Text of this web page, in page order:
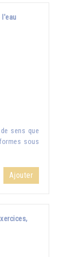
l'eau
sens que
sous
Ajouter